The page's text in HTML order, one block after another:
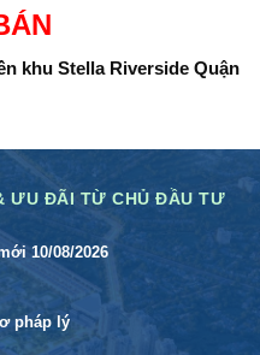
khu Stella Riverside Quận
ƯU ĐÃI TỪ CHỦ ĐẦU TƯ
10/08/2026
pháp lý